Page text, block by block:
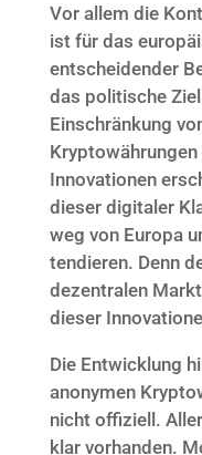
Vor allem die
ist für das
entscheidender
das politische
Einschränkung
Innovationen
dieser digitaler
weg von Europa
tendieren. Denn
dezentralen
dieser
Die Entwicklung
anonymen
nicht offiziell.
klar vorhanden.